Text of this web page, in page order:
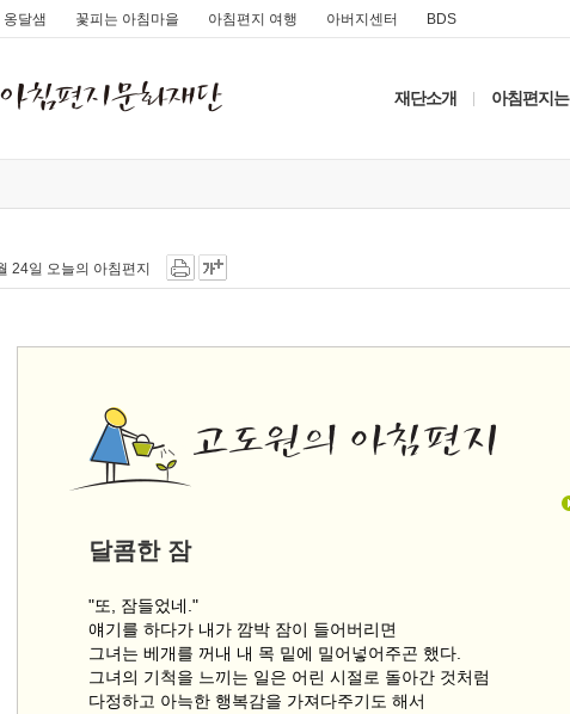
옹달샘 꽃피는 아침마을 아침편지 여행 아버지센터 BDS
재단소개 아침편지는
24일 오늘의 아침편지
달콤한 잠
"또, 잠들었네."
얘기를 하다가 내가 깜박 잠이 들어버리면
그녀는 베개를 꺼내 내 목 밑에 밀어넣어주곤 했다.
그녀의 기척을 느끼는 일은 어린 시절로 돌아간 것처럼
다정하고 아늑한 행복감을 가져다주기도 해서